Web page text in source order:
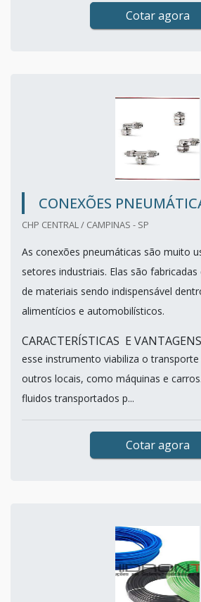
Cotar agora
CONEXÕES
CHP CENTRAL / CAMPINAS - SP
As conexões pneumáticas são muito
setores industriais. Elas são
de materiais sendo indispensável
alimentícios e automobilísticos.
CARACTERÍSTICAS E
esse instrumento viabiliza o
outros locais, como máquinas e
fluidos transportados p...
Cotar agora